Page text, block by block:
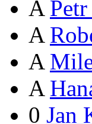
A
A
A
A
0 Jan